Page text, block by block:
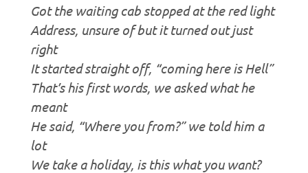
Got the waiting cab stopped at the red light
Address, unsure of but it turned out just
right
It started straight off, “coming here is Hell”
That’s his first words, we asked what he
meant
He said, “Where you from?” we told him a
lot
We take a holiday, is this what you want?